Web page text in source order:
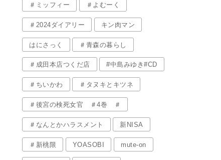
＃ミッフィー ＃よむーく
＃2024ダイアリー キン肉マン
はにさっく ＃青森の暮らし
＃成田本店つくだ店 #中島みゆき#CD
＃ちいかわ ＃タヌキとキツネ
＃後宮の検死女官 ＃4巻 ＃
＃なんとかハラスメント 新NISA
＃新桃限 YOASOBI mute-on